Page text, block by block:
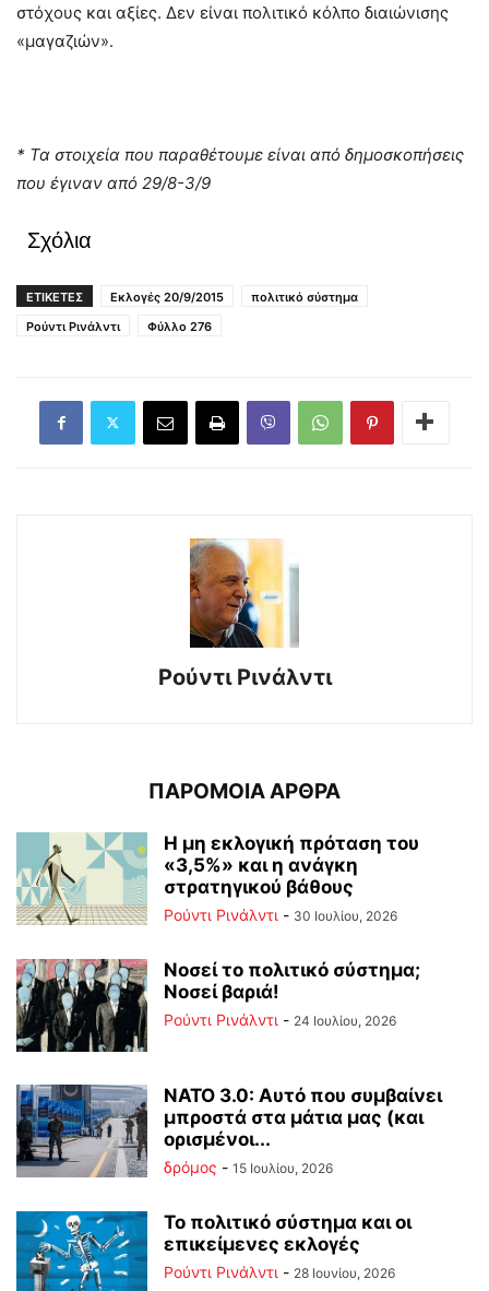
στόχους και αξίες. Δεν είναι πολιτικό κόλπο διαιώνισης
«μαγαζιών».
* Τα στοιχεία που παραθέτουμε είναι από δημοσκοπήσεις
που έγιναν από 29/8-3/9
Σχόλια
ΕΤΙΚΕΤΕΣ Εκλογές 20/9/2015
πολιτικό σύστημα
Ρούντι Ρινάλντι
Φύλλο 276
Ρούντι Ρινάλντι
ΠΑΡΟΜΟΙΑ ΑΡΘΡΑ
Η μη εκλογική πρόταση του
«3,5%» και η ανάγκη
στρατηγικού βάθους
Ρούντι Ρινάλντι - 30 Ιουλίου, 2026
Νοσεί το πολιτικό σύστημα;
Νοσεί βαριά!
Ρούντι Ρινάλντι - 24 Ιουλίου, 2026
ΝΑΤΟ 3.0: Αυτό που συμβαίνει
μπροστά στα μάτια μας (και
ορισμένοι...
δρόμος - 15 Ιουλίου, 2026
Το πολιτικό σύστημα και οι
επικείμενες εκλογές
Ρούντι Ρινάλντι - 28 Ιουνίου, 2026